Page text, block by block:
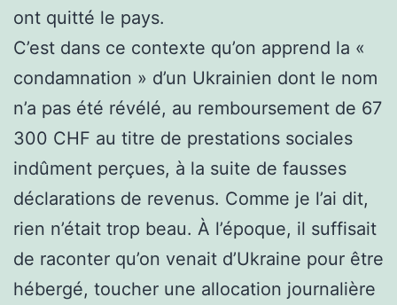
ont quitté le pays.
C’est dans ce contexte qu’on apprend la «
condamnation » d’un Ukrainien dont le nom
n’a pas été révélé, au remboursement de 67
300 CHF au titre de prestations sociales
indûment perçues, à la suite de fausses
déclarations de revenus. Comme je l’ai dit,
rien n’était trop beau. À l’époque, il suffisait
de raconter qu’on venait d’Ukraine pour être
hébergé, toucher une allocation journalière